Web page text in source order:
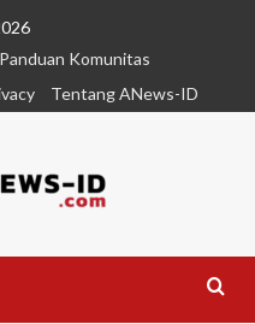
Panduan Komunitas
Tentang ANews-ID